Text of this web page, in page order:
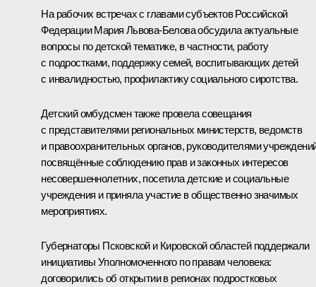
На рабочих встречах с главами субъектов Российской
ФедерацииМария Львова-Беловаобсудила актуальные
вопросы по детской тематике, в частности, работу
с подростками, поддержку семей, воспитывающих детей
с инвалидностью, профилактику социального сиротства.
Детский омбудсмен также провела совещания
с представителями региональных министерств, ведомств
и правоохранительных органов, руководителями
посвящённые соблюдению прав и законных интересов
несовершеннолетних, посетила детские и социальные
учреждения и приняла участие в общественно значимых
мероприятиях.
Губернаторы Псковской и Кировской областей поддержали
инициативы Уполномоченного по правам человека:
договорились об открытии в регионах подростковых